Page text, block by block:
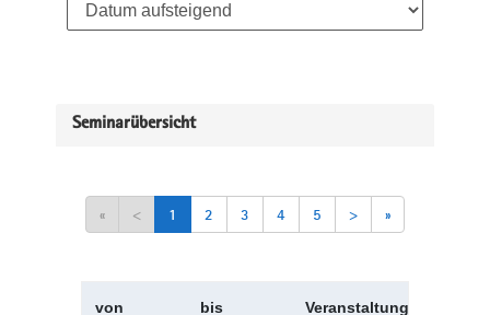
Seminarübersicht
« < 1 2 3 4 5 > »
von bis Veranstaltungskürzel